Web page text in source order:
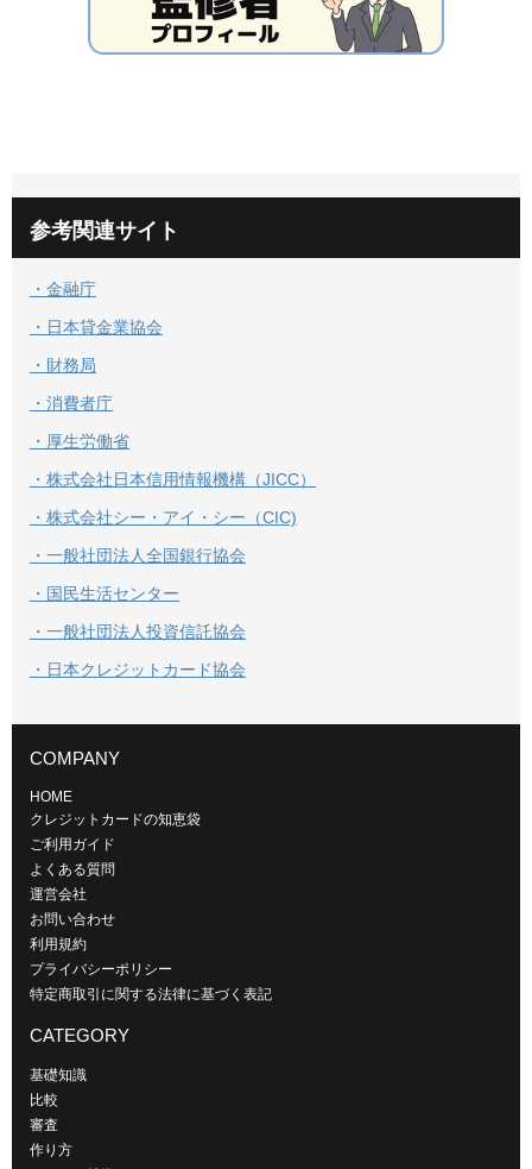
参考関連サイト
・金融庁
・日本貸金業協会
・財務局
・消費者庁
・厚生労働省
・株式会社日本信用情報機構（JICC）
・株式会社シー・アイ・シー（CIC)
・一般社団法人全国銀行協会
・国民生活センター
・一般社団法人投資信託協会
・日本クレジットカード協会
COMPANY
HOME
クレジットカードの知恵袋
ご利用ガイド
よくある質問
運営会社
お問い合わせ
利用規約
プライバシーポリシー
特定商取引に関する法律に基づく表記
CATEGORY
基礎知識
比較
審査
作り方